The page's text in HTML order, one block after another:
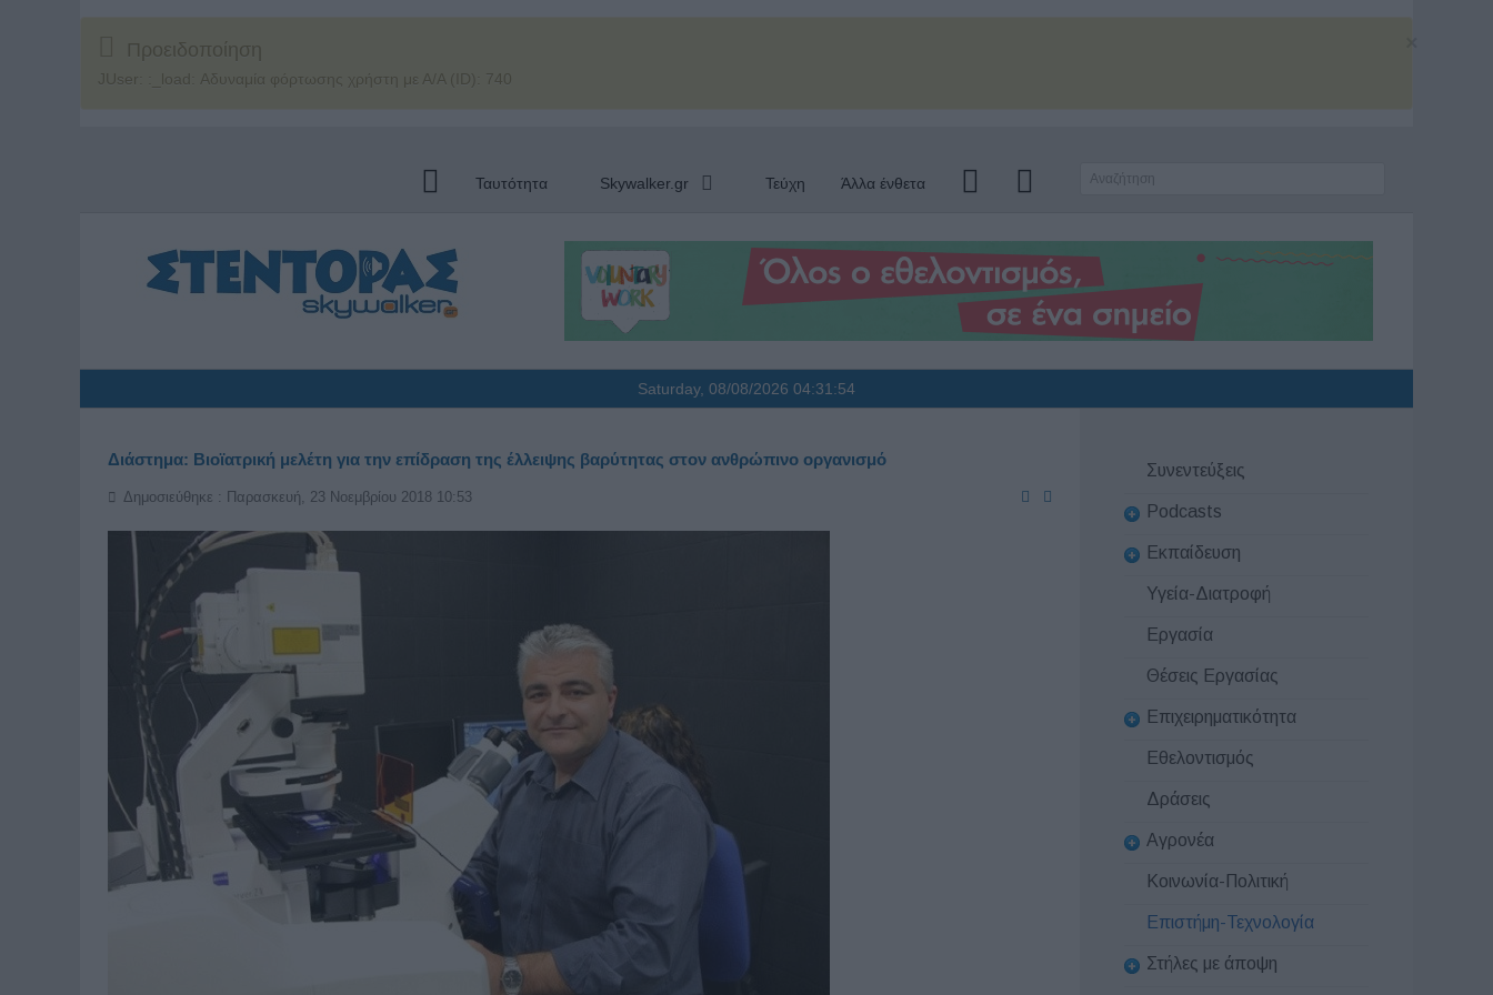
Προειδοποίηση
JUser: :_load: Αδυναμία φόρτωσης χρήστη με Α/Α (ID): 740
Ταυτότητα Skywalker.gr Τεύχη Άλλα ένθετα
Saturday, 08/08/2026 04:31:54
Διάστημα: Βιοϊατρική μελέτη για την επίδραση της έλλειψης βαρύτητας στον ανθρώπινο οργανισμό
Δημοσιεύθηκε : Παρασκευή, 23 Νοεμβρίου 2018 10:53
Συνεντεύξεις
Podcasts
Εκπαίδευση
Υγεία-Διατροφή
Εργασία
Θέσεις Εργασίας
Επιχειρηματικότητα
Εθελοντισμός
Δράσεις
Αγρονέα
Κοινωνία-Πολιτική
Επιστήμη-Τεχνολογία
Στήλες με άποψη